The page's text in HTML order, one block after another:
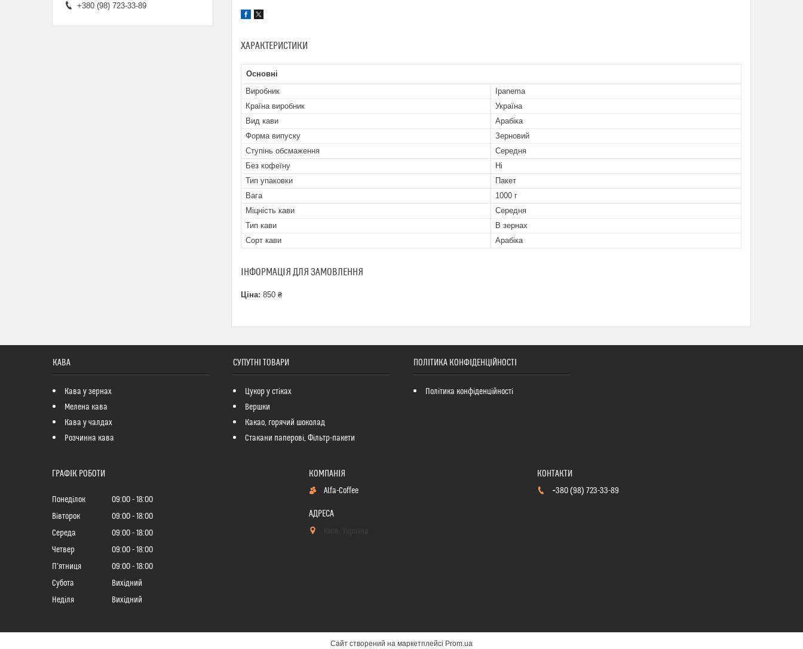
ХАРАКТЕРИСТИКИ
Основні
Виробник
Ipanema
Країна виробник
Україна
Вид кави
Арабіка
Форма випуску
Зерновий
Ступінь обсмаження
Середня
Без кофеїну
Ні
Тип упаковки
Пакет
Вага
1000 г
Міцність кави
Середня
Тип кави
В зернах
Сорт кави
Арабіка
ІНФОРМАЦІЯ ДЛЯ ЗАМОВЛЕННЯ
Ціна: 850 ₴
+380 (98) 723-33-89
КАВА
Кава у зернах
Мелена кава
Кава у чалдах
Розчинна кава
СУПУТНІ ТОВАРИ
Цукор у стіках
Вершки
Какао, горячий шоколад
Стакани паперові, Фільтр-пакети
ПОЛІТИКА КОНФІДЕНЦІЙНОСТІ
Політика конфіденційності
ГРАФІК РОБОТИ
Понеділок 09:00
18:00
Вівторок
09:00
18:00
Середа
09:00
18:00
Четвер
09:00
18:00
Пʼятниця
09:00
18:00
Субота
Вихідний
Неділя
Вихідний
Alfa-Coffee +380 (98) 723-33-89
Сайт створений на маркетплейсі Prom.ua